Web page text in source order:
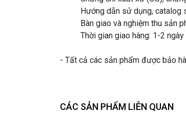
Hướng dẫn sử dụng, catalog
Bàn giao và nghiệm thu sản
Thời gian giao hàng: 1-2 ngày
- Tất cả các sản phẩm được bảo
CÁC SẢN PHẨM LIÊN QUAN